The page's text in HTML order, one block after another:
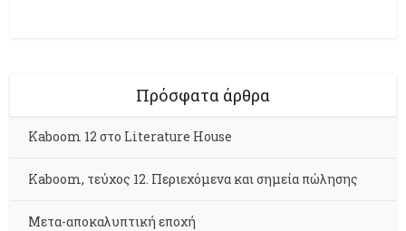
Πρόσφατα άρθρα
Kaboom 12 στο Literature House
Kaboom, τεύχος 12. Περιεχόμενα και σημεία πώλησης
Μετα-αποκαλυπτική εποχή